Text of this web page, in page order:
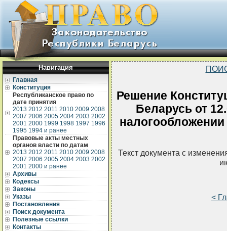
Навигация
Главная
Конституция
Республиканское право по
дате принятия
2013 2012 2011 2010 2009 2008
2007 2006 2005 2004 2003 2002
2001 2000 1999 1998 1997 1996
1995 1994 и ранее
Правовые акты местных
органов власти по датам
2013 2012 2011 2010 2009 2008
2007 2006 2005 2004 2003 2002
2001 2000 и ранее
Архивы
Кодексы
Законы
Указы
Постановления
Поиск документа
Полезные ссылки
Контакты
Решение
Беларусь от
Текст документа с
<